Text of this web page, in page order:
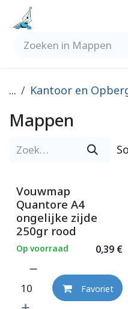
Overslaan naar inhoud
... Kantoor en
Mappen
Vouwmap
Quantore A4
ongelijke zijde
250gr rood
0,39€
Op voorraad
Favoriet